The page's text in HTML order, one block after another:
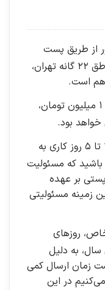
از طریق پست
انجام می‌شود. همچنین برای مناطق ۲۲ گانه تهران،
است.
برای سفارش‌هایی با مبلغ بالای ۱ میلیون تومان،
خواهد بود.
ارسال‌های پستی معمولاً بین ۲ تا ۵ روز کاری به
که مسئولیت
بر عهده
زمینه مسئولیتی
روزهای
به دلیل
زمان ارسال کمی
در این